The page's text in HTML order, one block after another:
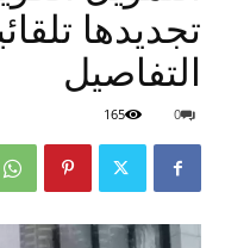
تجديدها
التفاصيل
0
165